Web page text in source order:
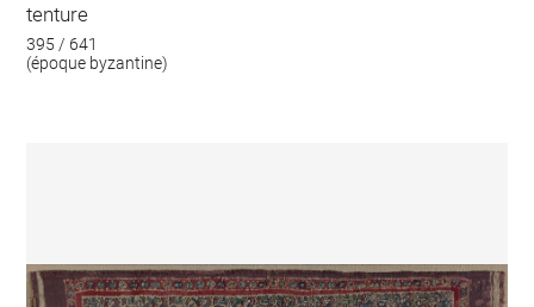
tenture
395 / 641
(époque byzantine)